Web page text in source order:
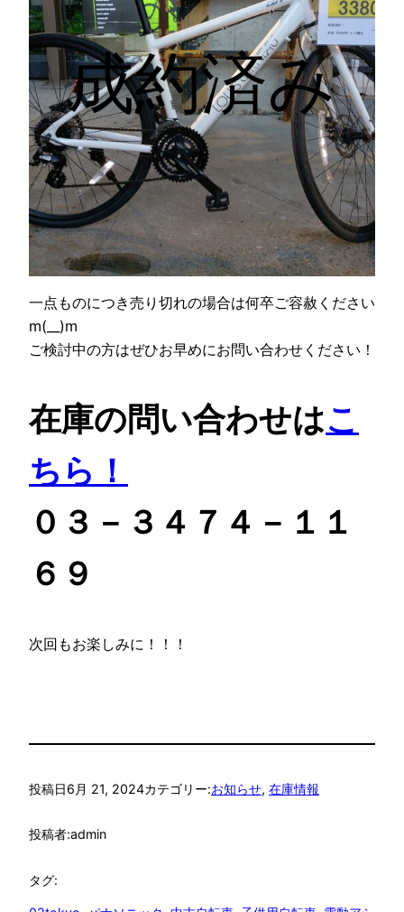
成約済み
一点ものにつき売り切れの場合は何卒ご容赦ください
m(__)m
ご検討中の方はぜひお早めにお問い合わせください！
在庫の問い合わせはこ
ちら！
０３－３４７４－１１
６９
次回もお楽しみに！！！
投稿日6月 21, 2024カテゴリー:お知らせ, 在庫情報
投稿者:admin
タグ: